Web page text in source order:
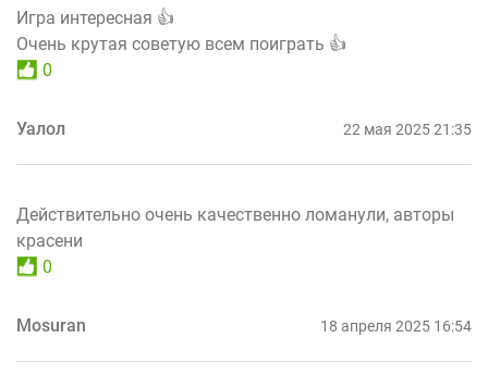
Игра интересная 👍
Очень крутая советую всем поиграть 👍
0
Уалол 22 мая 2025 21:35
Действительно очень качественно ломанули, авторы
красени
0
Mosuran 18 апреля 2025 16:54